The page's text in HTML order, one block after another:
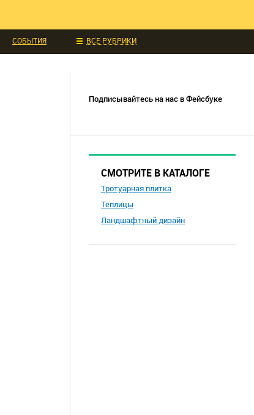
ВСЕ РУБРИКИ
СОБЫТИЯ
Подписывайтесь на нас в Фейсбуке
СМОТРИТЕ В КАТАЛОГЕ
Тротуарная плитка
Теплицы
Ландшафтный дизайн